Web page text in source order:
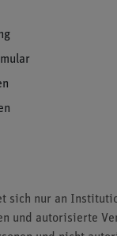
sich nur an
und autorisierte